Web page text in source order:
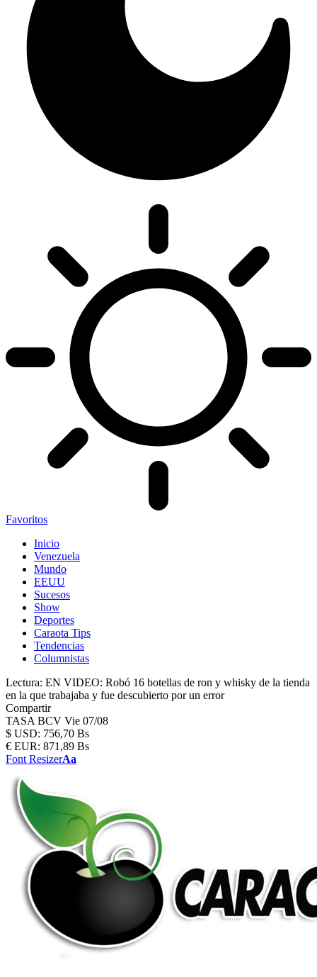
Favoritos
Inicio
Venezuela
Mundo
EEUU
Sucesos
Show
Deportes
Caraota Tips
Tendencias
Columnistas
Lectura: EN VIDEO: Robó 16 botellas de ron y whisky de la tienda
en la que trabajaba y fue descubierto por un error
Compartir
TASA BCV Vie 07/08
$ USD: 756,70 Bs
€ EUR: 871,89 Bs
Font ResizerAa